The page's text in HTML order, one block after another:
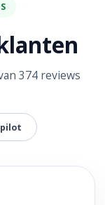
374 reviews